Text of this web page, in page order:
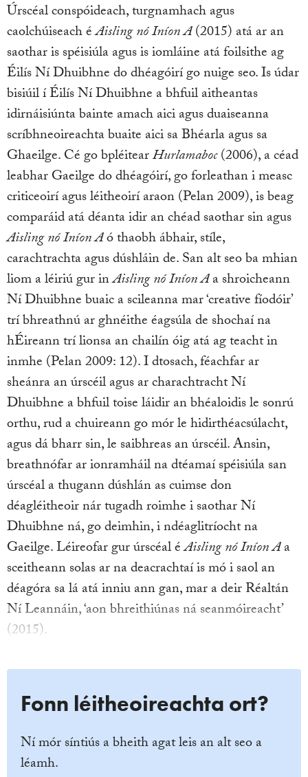
Úrscéal conspóideach, turgnamhach agus
caolchúiseach éAisling nó Iníon A(2015) atá ar an
saothar is spéisiúla agus is iomláine atá foilsithe ag
Éilís Ní Dhuibhne do dhéagóirí go nuige seo. Is údar
bisiúil í Éilís Ní Dhuibhne a bhfuil aitheantas
idirnáisiúnta bainte amach aici agus duaiseanna
scríbhneoireachta buaite aici sa Bhéarla agus sa
Ghaeilge. Cé go bpléitearHurlamaboc(2006), a céad
leabhar Gaeilge do dhéagóirí, go forleathan i measc
criticeoirí agus léitheoirí araon (Pelan 2009), is beag
comparáid atá déanta idir an chéad saothar sin agus
Aisling nó Iníon Aó thaobh ábhair, stíle,
carachtrachta agus dúshláin de. San alt seo ba mhian
liom a léiriú gur inAisling nó Iníon Aa shroicheann
Ní Dhuibhne buaic a scileanna mar ‘creative fíodóir’
trí bhreathnú ar ghnéithe éagsúla de shochaí na
hÉireann trí lionsa an chailín óig atá ag teacht in
inmhe (Pelan 2009: 12). I dtosach, féachfar ar
sheánra an úrscéil agus ar charachtracht Ní
Dhuibhne a bhfuil toise láidir an bhéaloidis le sonrú
orthu, rud a chuireann go mór le hidirthéacsúlacht,
agus dá bharr sin, le saibhreas an úrscéil. Ansin,
breathnófar ar ionramháil na dtéamaí spéisiúla san
úrscéal a thugann dúshlán as cuimse don
déagléitheoir nár tugadh roimhe i saothar Ní
Dhuibhne ná, go deimhin, i ndéaglitríocht na
Gaeilge. Léireofar gur úrscéal éAisling nó Iníon Aa
sceitheann solas ar na deacrachtaí is mó i saol an
déagóra sa lá atá inniu ann gan, mar a deir Réaltán
Ní Leannáin, ‘aon bhreithiúnas ná seanmóireacht’
(2015).
Fonn léitheoireachta ort?
Ní mór síntiús a bheith agat leis an alt seo a
léamh.